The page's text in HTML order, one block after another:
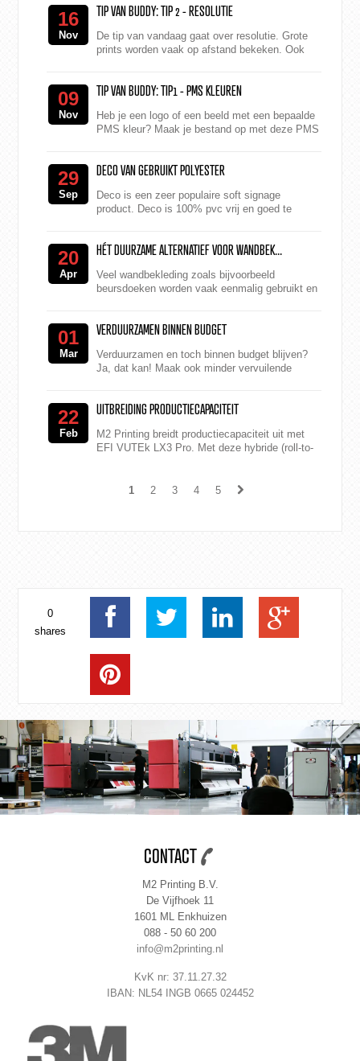
16
Nov
TIP VAN BUDDY: TIP 2 - RESOLUTIE
De tip van vandaag gaat over resolutie. Grote
prints worden vaak op afstand bekeken. Ook
09
Nov
TIP VAN BUDDY: TIP1 - PMS KLEUREN
Heb je een logo of een beeld met een bepaalde
PMS kleur? Maak je bestand op met deze PMS
29
Sep
DECO VAN GEBRUIKT POLYESTER
Deco is een zeer populaire soft signage
product. Deco is 100% pvc vrij en goed te
20
Apr
HÉT DUURZAME ALTERNATIEF VOOR WANDBEK...
Veel wandbekleding zoals bijvoorbeeld
beursdoeken worden vaak eenmalig gebruikt en
01
Mar
VERDUURZAMEN BINNEN BUDGET
Verduurzamen en toch binnen budget blijven?
Ja, dat kan! Maak ook minder vervuilende
22
Feb
UITBREIDING PRODUCTIECAPACITEIT
M2 Printing breidt productiecapaciteit uit met
EFI VUTEk LX3 Pro. Met deze hybride (roll-to-
1
2 3 4 5
0
shares
CONTACT
M2 Printing B.V.
De Vijfhoek 11
1601 ML Enkhuizen
088 - 50 60 200
info@m2printing.nl
KvK nr: 37.11.27.32
IBAN: NL54 INGB 0665 024452